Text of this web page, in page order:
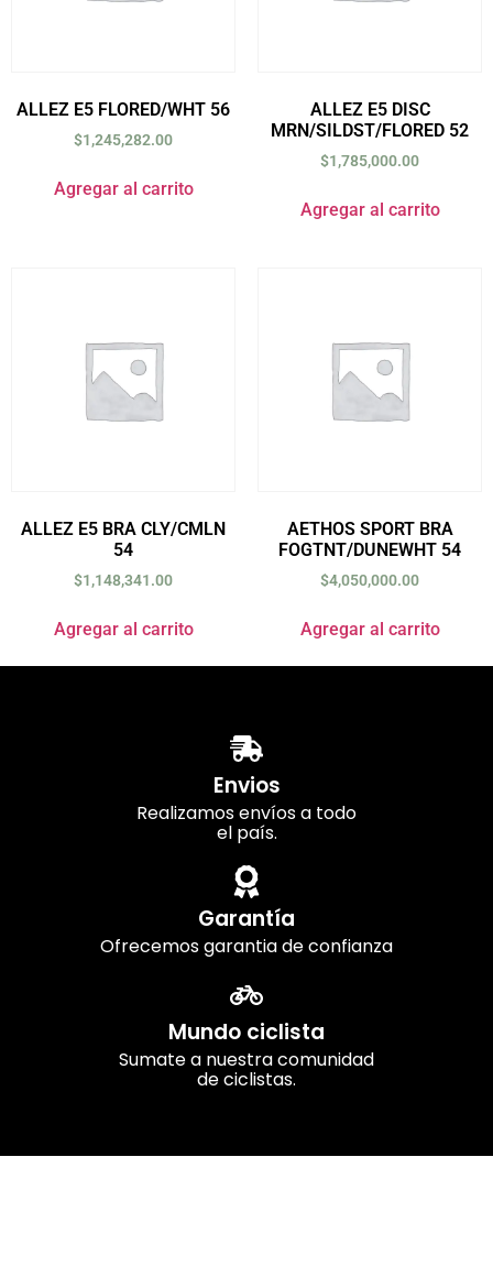
ALLEZ E5 FLORED/WHT 56
$1,245,282.00
Agregar al carrito
ALLEZ E5 DISC
MRN/SILDST/FLORED 52
$1,785,000.00
Agregar al carrito
ALLEZ E5 BRA CLY/CMLN
54
$1,148,341.00
Agregar al carrito
AETHOS SPORT BRA
FOGTNT/DUNEWHT 54
$4,050,000.00
Agregar al carrito
Envios
Realizamos envíos a todo
el país.
Garantía
Ofrecemos garantia de confianza
Mundo ciclista
Sumate a nuestra comunidad
de ciclistas.